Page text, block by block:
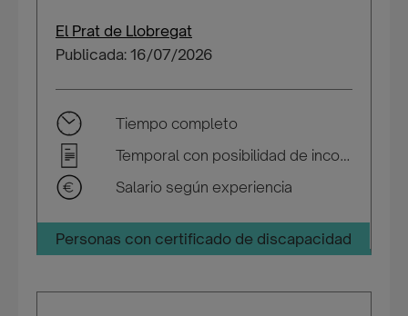
El Prat de Llobregat
Publicada: 16/07/2026
Tiempo completo
Temporal con posibilidad de incorporarse a plantilla
Salario según experiencia
Personas con certificado de discapacidad